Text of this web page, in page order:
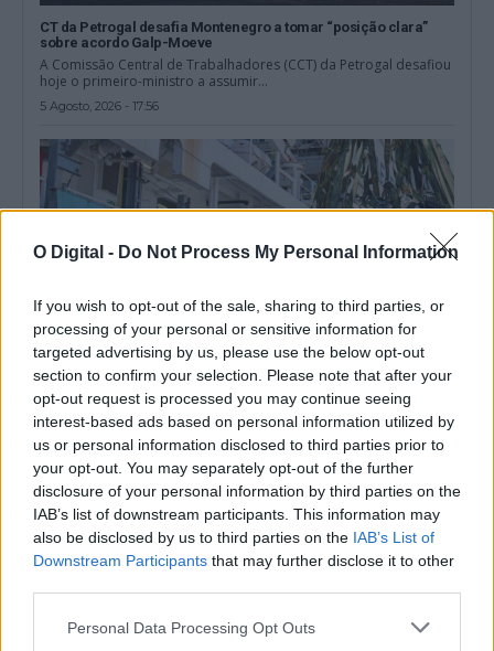
O Digital - Do Not Process My Personal Information
If you wish to opt-out of the sale, sharing to third parties, or
processing of your personal or sensitive information for
targeted advertising by us, please use the below opt-out
section to confirm your selection. Please note that after your
opt-out request is processed you may continue seeing
interest-based ads based on personal information utilized by
us or personal information disclosed to third parties prior to
your opt-out. You may separately opt-out of the further
disclosure of your personal information by third parties on the
IAB’s list of downstream participants. This information may
also be disclosed by us to third parties on the IAB’s List of
Downstream Participants that may further disclose it to other
Personal Data Processing Opt Outs
CT da Petrogal desafia Montenegro a tomar “posição clara”
sobre acordo Galp-Moeve
A Comissão Central de Trabalhadores (CCT) da Petrogal desafiou
hoje o primeiro-ministro a assumir...
5 Agosto, 2026 - 17:56
PJ apreendeu cinco toneladas de cocaína em navio porta-
contentores alvo de buscas em Sines
A Polícia Judiciária (PJ) apreendeu cinco toneladas de cocaína no
navio porta-contentores que, na...
5 Agosto, 2026 - 11:38